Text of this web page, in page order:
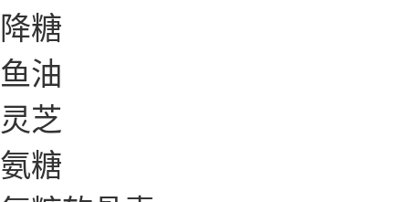
降糖
鱼油
灵芝
氨糖